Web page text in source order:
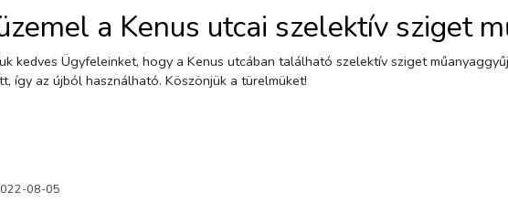
a Kenus utcai szelektív sziget
javítása
befejeződött, így az újból használható. Köszönjük a türelmüket!
08-05